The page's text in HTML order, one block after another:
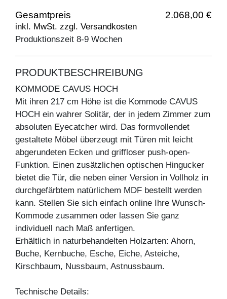
Gesamtpreis 2.068,00 €
inkl. MwSt. zzgl. Versandkosten
Produktionszeit 8-9 Wochen
PRODUKTBESCHREIBUNG
KOMMODE CAVUS HOCH
Mit ihren 217 cm Höhe ist die Kommode CAVUS
HOCH ein wahrer Solitär, der in jedem Zimmer zum
absoluten Eyecatcher wird. Das formvollendet
gestaltete Möbel überzeugt mit Türen mit leicht
abgerundeten Ecken und griffloser push-open-
Funktion. Einen zusätzlichen optischen Hingucker
bietet die Tür, die neben einer Version in Vollholz in
durchgefärbtem natürlichem MDF bestellt werden
kann. Stellen Sie sich einfach online Ihre Wunsch-
Kommode zusammen oder lassen Sie ganz
individuell nach Maß anfertigen.
Erhältlich in naturbehandelten Holzarten: Ahorn,
Buche, Kernbuche, Esche, Eiche, Asteiche,
Kirschbaum, Nussbaum, Astnussbaum.
Technische Details: